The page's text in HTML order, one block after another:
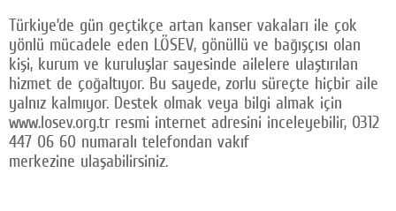
Türkiye’de gün geçtikçe artan kanser vakaları ile çok
yönlü mücadele eden LÖSEV, gönüllü ve bağışçısı olan
kişi, kurum ve kuruluşlar sayesinde ailelere ulaştırılan
hizmet de çoğaltıyor. Bu sayede, zorlu süreçte hiçbir aile
yalnız kalmıyor. Destek olmak veya bilgi almak için
www.losev.org.tr resmi internet adresini inceleyebilir, 0312
447 06 60 numaralı telefondan vakıf
merkezine ulaşabilirsiniz.